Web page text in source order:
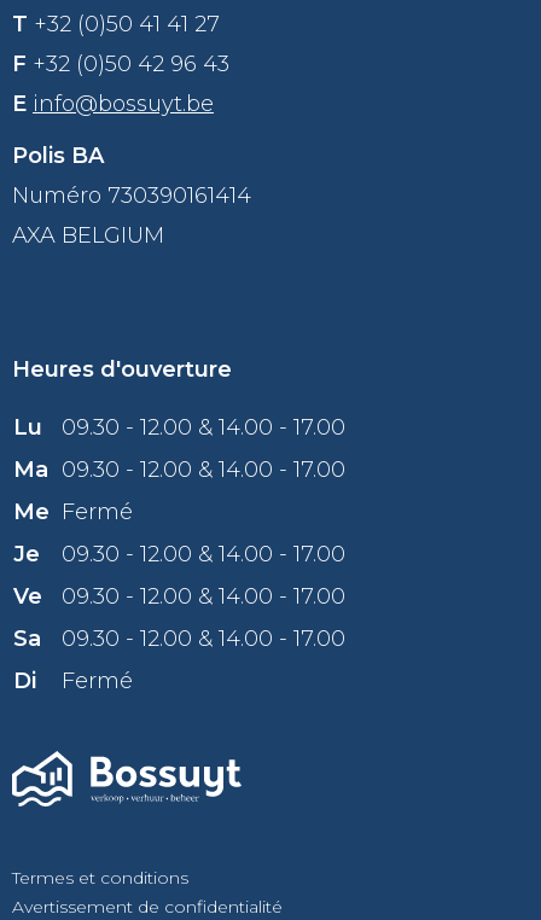
T +32 (0)50 41 41 27
F +32 (0)50 42 96 43
E info@bossuyt.be
Polis BA
Numéro 730390161414
AXA BELGIUM
Heures d'ouverture
Lu
09.30 - 12.00 & 14.00 - 17.00
Ma 09.30 - 12.00 & 14.00 - 17.00
Me Fermé
Je
09.30 - 12.00 & 14.00 - 17.00
Ve
09.30 - 12.00 & 14.00 - 17.00
Sa
09.30 - 12.00 & 14.00 - 17.00
Di
Fermé
Termes et conditions
Avertissement de confidentialité